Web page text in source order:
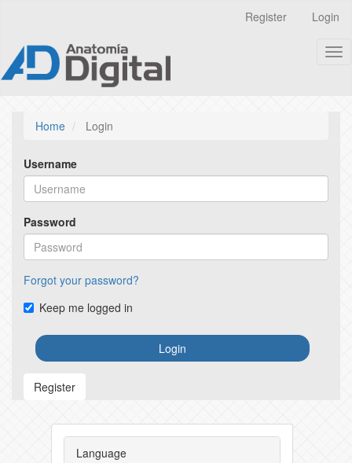
page
content
Content
Register Login
Home Login
Username
Password
Forgot your password?
Keep me logged in
Login
Register
Language